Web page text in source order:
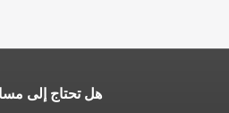
هل تحتاج إلى